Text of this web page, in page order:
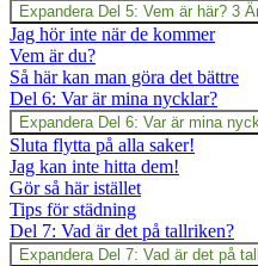
Expandera Del 5: Vem är här? 3
Jag hör inte när de kommer
Vem är du?
Så här kan man göra det bättre
Del 6: Var är mina nycklar?
Expandera Del 6: Var är mina
Sluta flytta på alla saker!
Jag kan inte hitta dem!
Gör så här istället
Tips för städning
Del 7: Vad är det på tallriken?
Expandera Del 7: Vad är det på